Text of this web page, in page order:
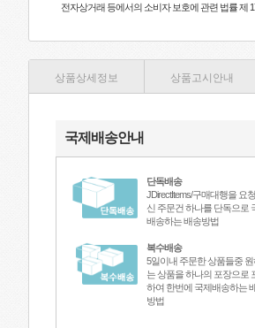
전자상거래 등에서의 소비자 보호에 관련 법률 제
상품상세정보 상품고시안내
국제배송안내
단독배송
JDirectItems/구매대행을 요
신 주문건 하나를 단독으로
배송하는 배송방법
복수배송
5일이내 주문한 상품들중 원
는 상품을 하나의 포장으로
하여 한번에 국제배송하는
방법